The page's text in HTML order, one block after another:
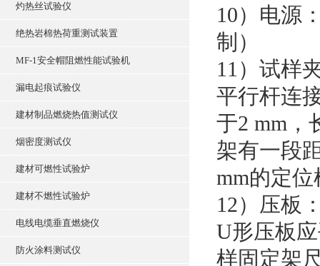
灼热丝试验仪
绝热岩棉热荷重测试装置
MF-1安全帽阻燃性能试验机
漏电起痕试验仪
建材制品燃烧热值测试仪
烟密度测试仪
建材可燃性试验炉
建材不燃性试验炉
电线电缆垂直燃烧仪
防火涂料测试仪
10）电源
制）
11）试样
平行杆连
于2 mm，
架有一段
mm的
12）压板
U形压板
样固定架